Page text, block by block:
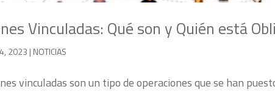
Vinculadas: Qué son y Quién está
2023 | NOTICIAS
vinculadas son un tipo de operaciones que se han